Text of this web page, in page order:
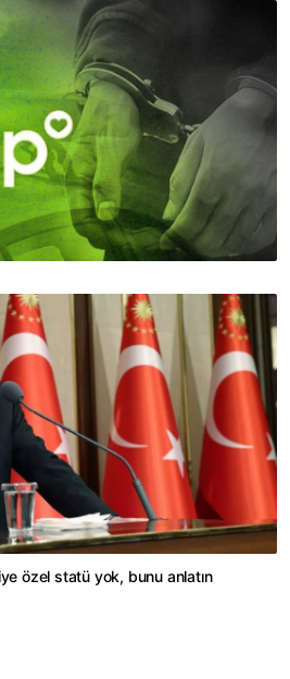
özel statü yok, bunu anlatın